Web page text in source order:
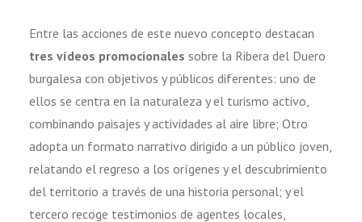
Entre las acciones de este nuevo concepto destacan
tres vídeos promocionales sobre la Ribera del Duero
burgalesa con objetivos y públicos diferentes: uno de
ellos se centra en la naturaleza y el turismo activo,
combinando paisajes y actividades al aire libre; Otro
adopta un formato narrativo dirigido a un público joven,
relatando el regreso a los orígenes y el descubrimiento
del territorio a través de una historia personal; y el
tercero recoge testimonios de agentes locales,